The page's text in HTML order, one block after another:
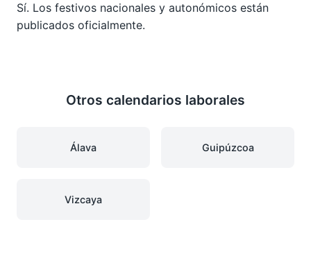
Sí. Los festivos nacionales y autonómicos están
publicados oficialmente.
Otros calendarios laborales
Álava Guipúzcoa
Vizcaya